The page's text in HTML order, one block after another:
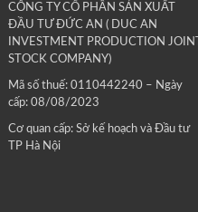
CÔNG TY CỔ PHẦN SẢN XUẤT
ĐẦU TƯ ĐỨC AN ( DUC AN
INVESTMENT PRODUCTION JOINT
STOCK COMPANY)
Mã số thuế: 0110442240 – Ngày
cấp: 08/08/2023
Cơ quan cấp: Sở kế hoạch và Đầu tư
TP Hà Nội